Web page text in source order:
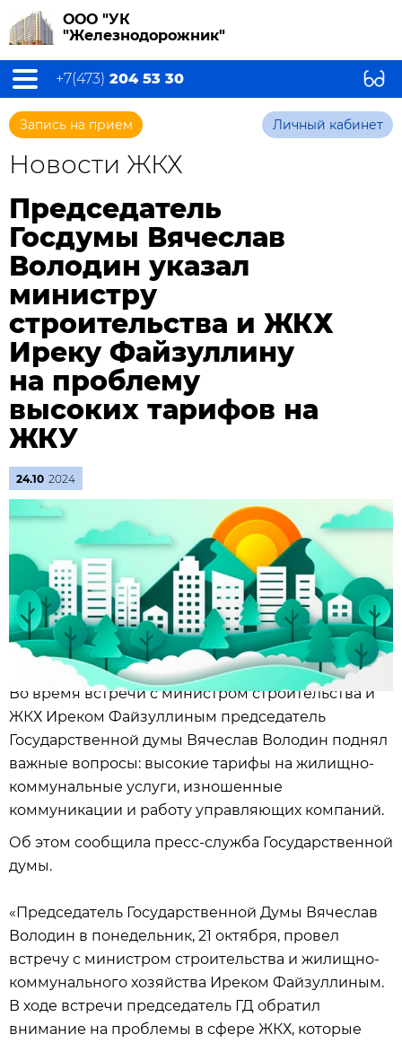
ООО "УК
"Железнодорожник"
+7(473) 204 53 30
Запись на прием Личный кабинет
Новости ЖКХ
Председатель
Госдумы Вячеслав
Володин указал
министру
строительства и ЖКХ
Иреку Файзуллину
на проблему
высоких тарифов на
ЖКУ
24.10 2024
Во время встречи с министром строительства и
ЖКХ Иреком Файзуллиным председатель
Государственной думы Вячеслав Володин поднял
важные вопросы: высокие тарифы на жилищно-
коммунальные услуги, изношенные
коммуникации и работу управляющих компаний.
Об этом сообщила пресс-служба Государственной
думы.
«Председатель Государственной Думы Вячеслав
Володин в понедельник, 21 октября, провел
встречу с министром строительства и жилищно-
коммунального хозяйства Иреком Файзуллиным.
В ходе встречи председатель ГД обратил
внимание на проблемы в сфере ЖКХ, которые